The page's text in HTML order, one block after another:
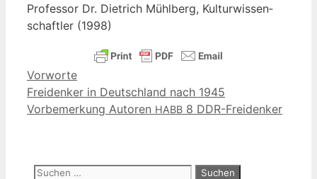
Pro­fes­sor Dr. Diet­rich Mühl­berg, Kul­tur­wis­sen­
schaft­ler (1998)
Kategorien
Vorworte
Freidenker in Deutschland nach 1945
Vorbemerkung Autoren HABB 8 DDR-Freidenker
Suchen